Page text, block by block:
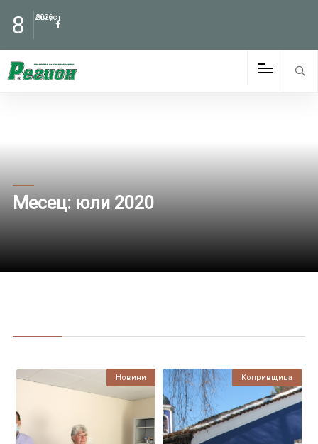
8 Август
2026
Месец:юли 2020
Новини Копривщица